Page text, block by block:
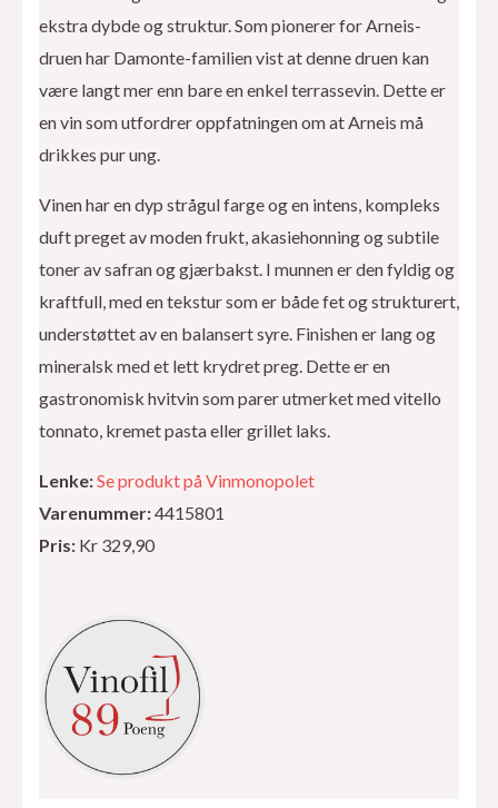
ekstra dybde og struktur. Som pionerer for Arneis-
druen har Damonte-familien vist at denne druen kan
være langt mer enn bare en enkel terrassevin. Dette er
en vin som utfordrer oppfatningen om at Arneis må
drikkes pur ung.
Vinen har en dyp strågul farge og en intens, kompleks
duft preget av moden frukt, akasiehonning og subtile
toner av safran og gjærbakst. I munnen er den fyldig og
kraftfull, med en tekstur som er både fet og strukturert,
understøttet av en balansert syre. Finishen er lang og
mineralsk med et lett krydret preg. Dette er en
gastronomisk hvitvin som parer utmerket med vitello
tonnato, kremet pasta eller grillet laks.
Lenke:Se produkt på Vinmonopolet
Varenummer:4415801
Pris: Kr 329,90